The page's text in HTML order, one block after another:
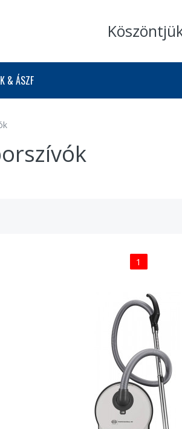
& ÁSZF
1